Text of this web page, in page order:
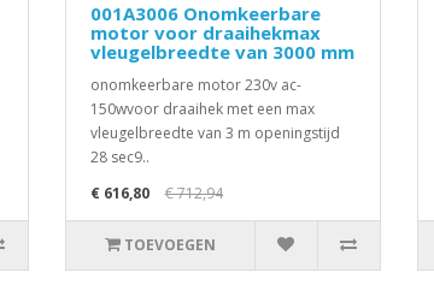
001A3006 Onomkeerbare
motor voor draaihekmax
vleugelbreedte van 3000 mm
onomkeerbare motor 230v ac-
150wvoor draaihek met een max
vleugelbreedte van 3 m openingstijd
28 sec9..
€ 616,80
€ 712,94
TOEVOEGEN